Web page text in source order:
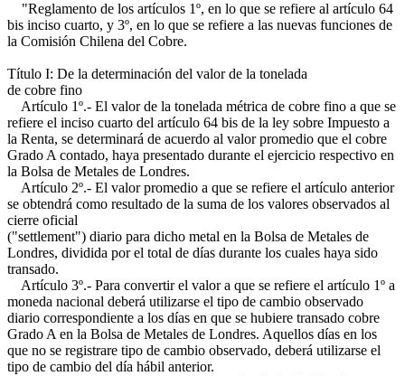
"Reglamento de los artículos 1º, en lo que se refiere al artículo 64
bis inciso cuarto, y 3º, en lo que se refiere a las nuevas funciones de
la Comisión Chilena del Cobre.
Título I: De la determinación del valor de la tonelada
de cobre fino
Artículo 1º.- El valor de la tonelada métrica de cobre fino a que se
refiere el inciso cuarto del artículo 64 bis de la ley sobre Impuesto a
la Renta, se determinará de acuerdo al valor promedio que el cobre
Grado A contado, haya presentado durante el ejercicio respectivo en
la Bolsa de Metales de Londres.
Artículo 2º.- El valor promedio a que se refiere el artículo anterior
se obtendrá como resultado de la suma de los valores observados al
cierre oficial
("settlement") diario para dicho metal en la Bolsa de Metales de
Londres, dividida por el total de días durante los cuales haya sido
transado.
Artículo 3º.- Para convertir el valor a que se refiere el artículo 1º a
moneda nacional deberá utilizarse el tipo de cambio observado
diario correspondiente a los días en que se hubiere transado cobre
Grado A en la Bolsa de Metales de Londres. Aquellos días en los
que no se registrare tipo de cambio observado, deberá utilizarse el
tipo de cambio del día hábil anterior.